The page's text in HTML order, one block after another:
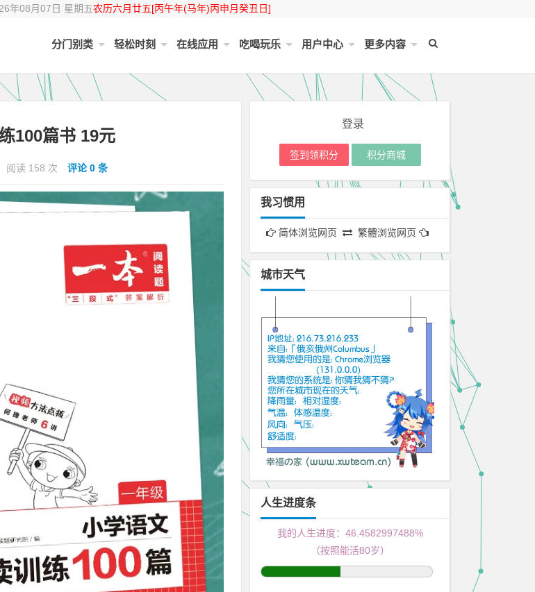
年08月07日 星期五农历六月廿五[丙午年(马年)丙申月癸丑日]
分门别类 轻松时刻 在线应用 吃喝玩乐 用户中心 更多内容
100篇书 19元
阅读 158 次 评论 0 条
登录
签到领积分 积分商城
我习惯用
简体浏览网页 繁體浏览网页
城市天气
人生进度条
我的人生进度： 46.4582997989%
（按照能活80岁）